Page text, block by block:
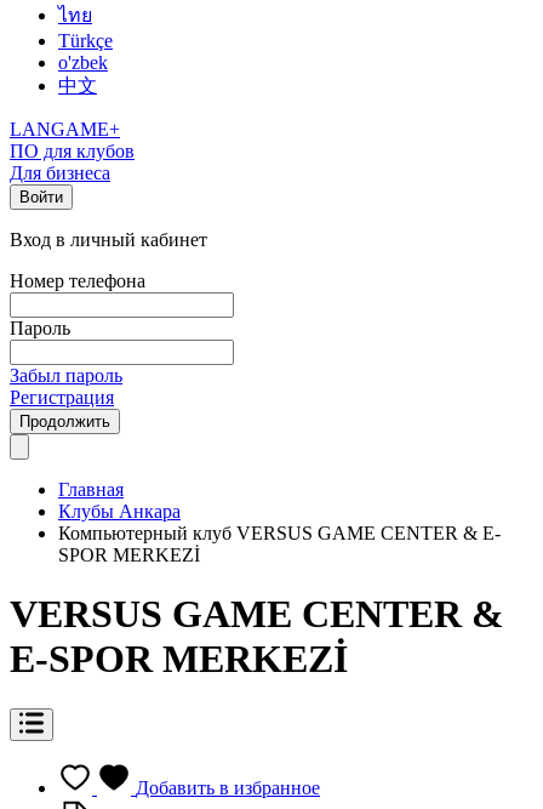
ไทย
Türkçe
o'zbek
中文
LANGAME+
ПО для клубов
Для бизнеса
Войти
Вход в личный кабинет
Номер телефона
Пароль
Забыл пароль
Регистрация
Продолжить
Главная
Клубы Анкара
Компьютерный клуб VERSUS GAME CENTER & E-
SPOR MERKEZİ
VERSUS GAME CENTER &
E-SPOR MERKEZİ
Добавить в избранное